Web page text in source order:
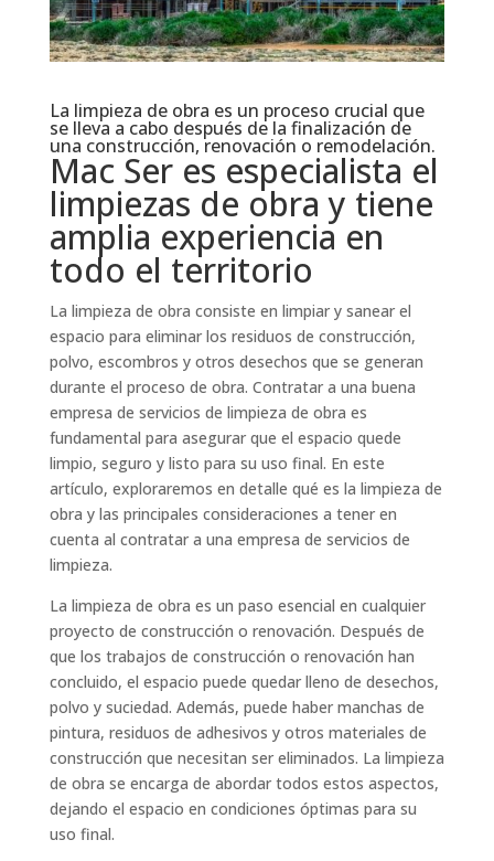
La limpieza de obra es un proceso crucial que
se lleva a cabo después de la finalización de
una construcción, renovación o remodelación.
Mac Ser es especialista el
limpiezas de obra y tiene
amplia experiencia en
todo el territorio
La limpieza de obra consiste en limpiar y sanear el
espacio para eliminar los residuos de construcción,
polvo, escombros y otros desechos que se generan
durante el proceso de obra. Contratar a una buena
empresa de servicios de limpieza de obra es
fundamental para asegurar que el espacio quede
limpio, seguro y listo para su uso final. En este
artículo, exploraremos en detalle qué es la limpieza de
obra y las principales consideraciones a tener en
cuenta al contratar a una empresa de servicios de
limpieza.
La limpieza de obra es un paso esencial en cualquier
proyecto de construcción o renovación. Después de
que los trabajos de construcción o renovación han
concluido, el espacio puede quedar lleno de desechos,
polvo y suciedad. Además, puede haber manchas de
pintura, residuos de adhesivos y otros materiales de
construcción que necesitan ser eliminados. La limpieza
de obra se encarga de abordar todos estos aspectos,
dejando el espacio en condiciones óptimas para su
uso final.